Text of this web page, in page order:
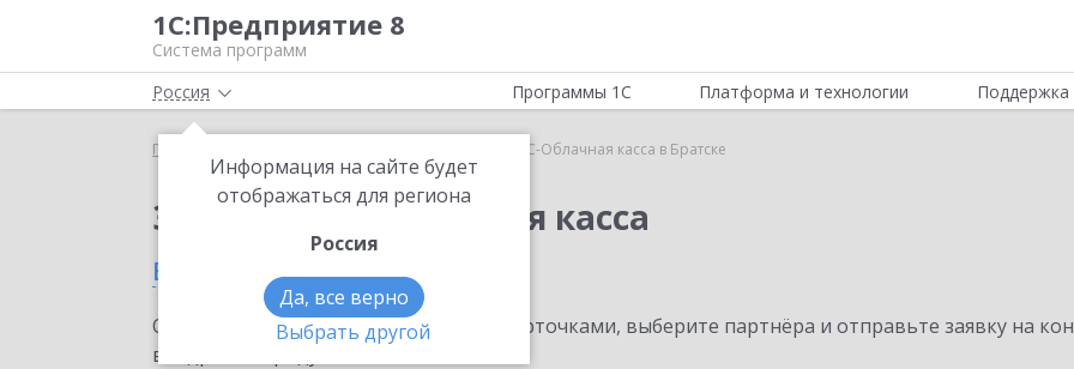
1С:Предприятие 8
Система программ
Россия
Информация на сайте будет
отображаться для региона
Россия
Да, все верно
Выбрать другой
Программы 1С Платформа и технологии Поддержка
Главная 1С-Облачная касса в Братске
Заказать 1С-Облачная касса
в Братске
Ознакомьтесь с информационными карточками, выберите партнёра и отправьте заявку на
внедрение продукта.